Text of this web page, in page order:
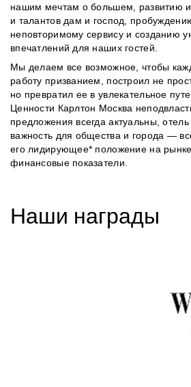
нашим мечтам о большем, развитию
и талантов дам и господ,
неповторимому сервису и созданию
впечатлений для наших гостей.
Мы делаем все возможное, чтобы
работу призванием, построил не
но превратил ее в увлекательное
Ценности Карлтон Москва
предложения всегда актуальны,
важность для общества и города —
его лидирующее* положение на
финансовые показатели.
Наши награды